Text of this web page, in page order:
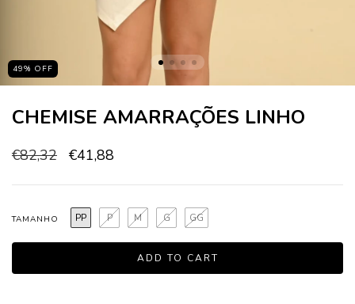
49% OFF
CHEMISE AMARRAÇÕES LINHO
€82,32 €41,88
TAMANHO GG
G
M
P
PP